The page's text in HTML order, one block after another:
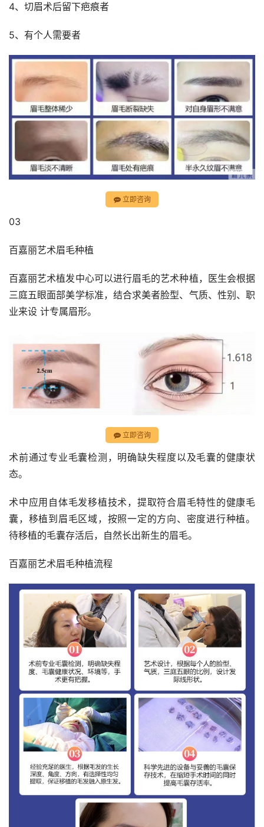
4、切眉术后留下疤痕者
5、有个人需要者
立即咨询
03
百嘉丽艺术眉毛种植
百嘉丽艺术植发中心可以进行眉毛的艺术种植，医生会根据
三庭五眼面部美学标准，结合求美者脸型、气质、性别、职
业来设 计专属眉形。
立即咨询
术前通过专业毛囊检测，明确缺失程度以及毛囊的健康状
态。
术中应用自体毛发移植技术，提取符合眉毛特性的健康毛
囊，移植到眉毛区域，按照一定的方向、密度进行种植。
待移植的毛囊存活后，自然长出新生的眉毛。
百嘉丽艺术眉毛种植流程